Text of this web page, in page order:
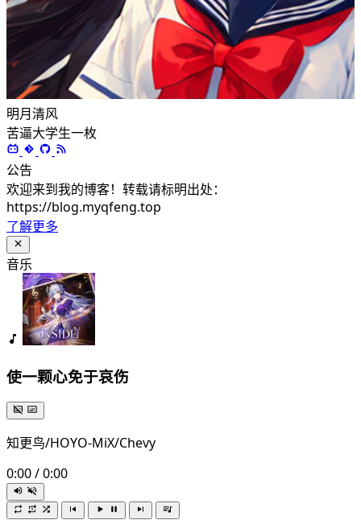
明月清风
苦逼大学生一枚
公告
欢迎来到我的博客！转载请标明出处：
https://blog.myqfeng.top
了解更多
音乐
使一颗心免于哀伤
知更鸟/HOYO-MiX/Chevy
0:00/0:00